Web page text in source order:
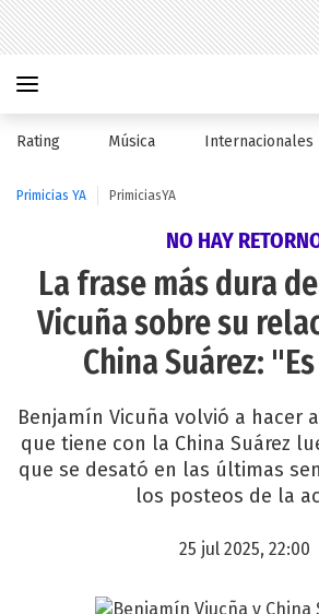
Rating Música Internacionales
Primicias YA PrimiciasYA
NO HAY
La frase más dura
Vicuña sobre su
China Suárez:
Benjamín Vicuña volvió a hacer
que tiene con la China Suárez
que se desató en las últimas
los posteos de la
25 jul 2025, 22:00